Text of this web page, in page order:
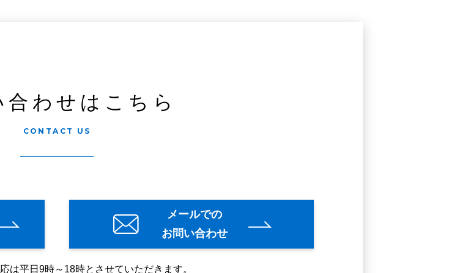
合わせはこちら
CONTACT US
メールでの
お問い合わせ
は平日9時～18時とさせていただきます。